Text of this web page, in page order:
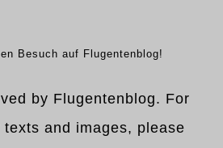
Besuch auf Flugentenblog!
by Flugentenblog. For
and images, please